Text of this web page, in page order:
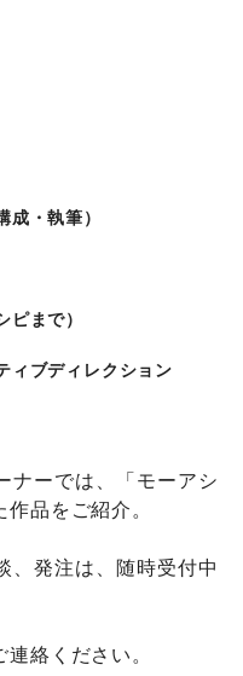
・執筆）
まで）
ィブディレクション
ナーでは、「モーアシ
品をご紹介。
、発注は、随時受付中
絡ください。